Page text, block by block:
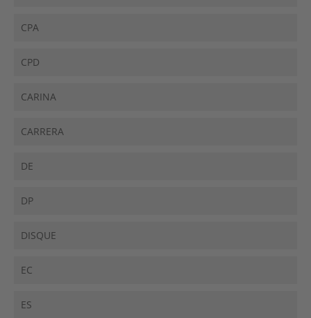
CPA
CPD
CARINA
CARRERA
DE
DP
DISQUE
EC
ES